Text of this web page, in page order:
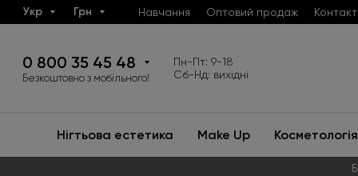
Укр Грн Навчання Оптовий продаж
0 800 35 45 48
Безкоштовно з мобільного!
Пн-Пт: 9-18
Сб-Нд: вихідні
Нігтьова естетика Make Up Косметологія